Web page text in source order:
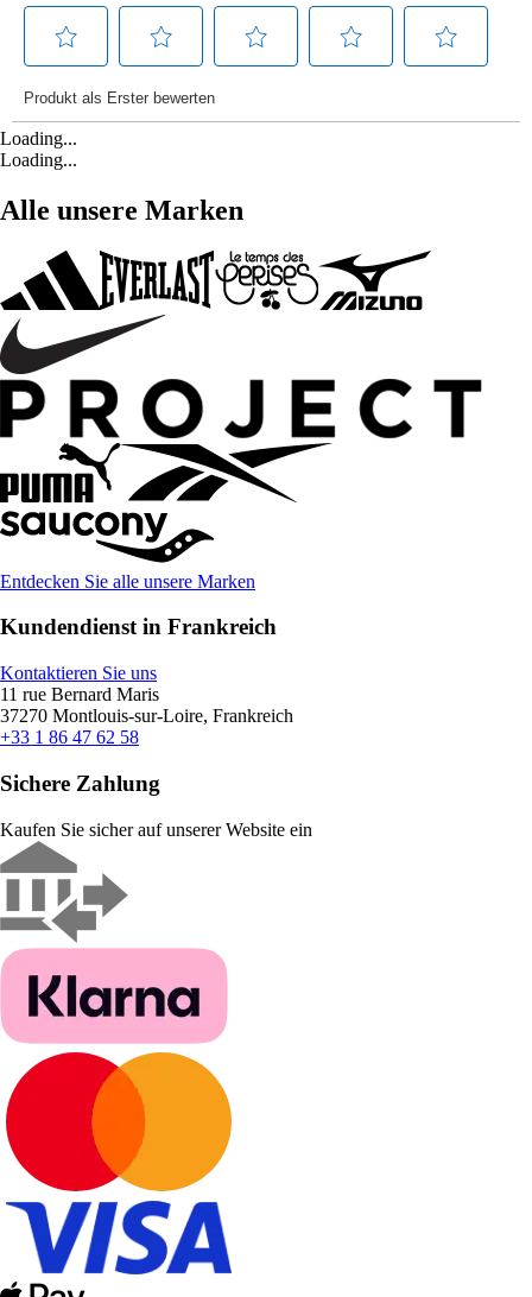
Loading...
Loading...
Alle unsere Marken
Entdecken Sie alle unsere Marken
Kundendienst in Frankreich
Kontaktieren Sie uns
11 rue Bernard Maris
37270 Montlouis-sur-Loire, Frankreich
+33 1 86 47 62 58
Sichere Zahlung
Kaufen Sie sicher auf unserer Website ein